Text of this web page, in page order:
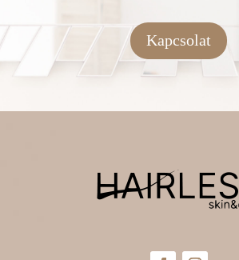
Kapcsolat